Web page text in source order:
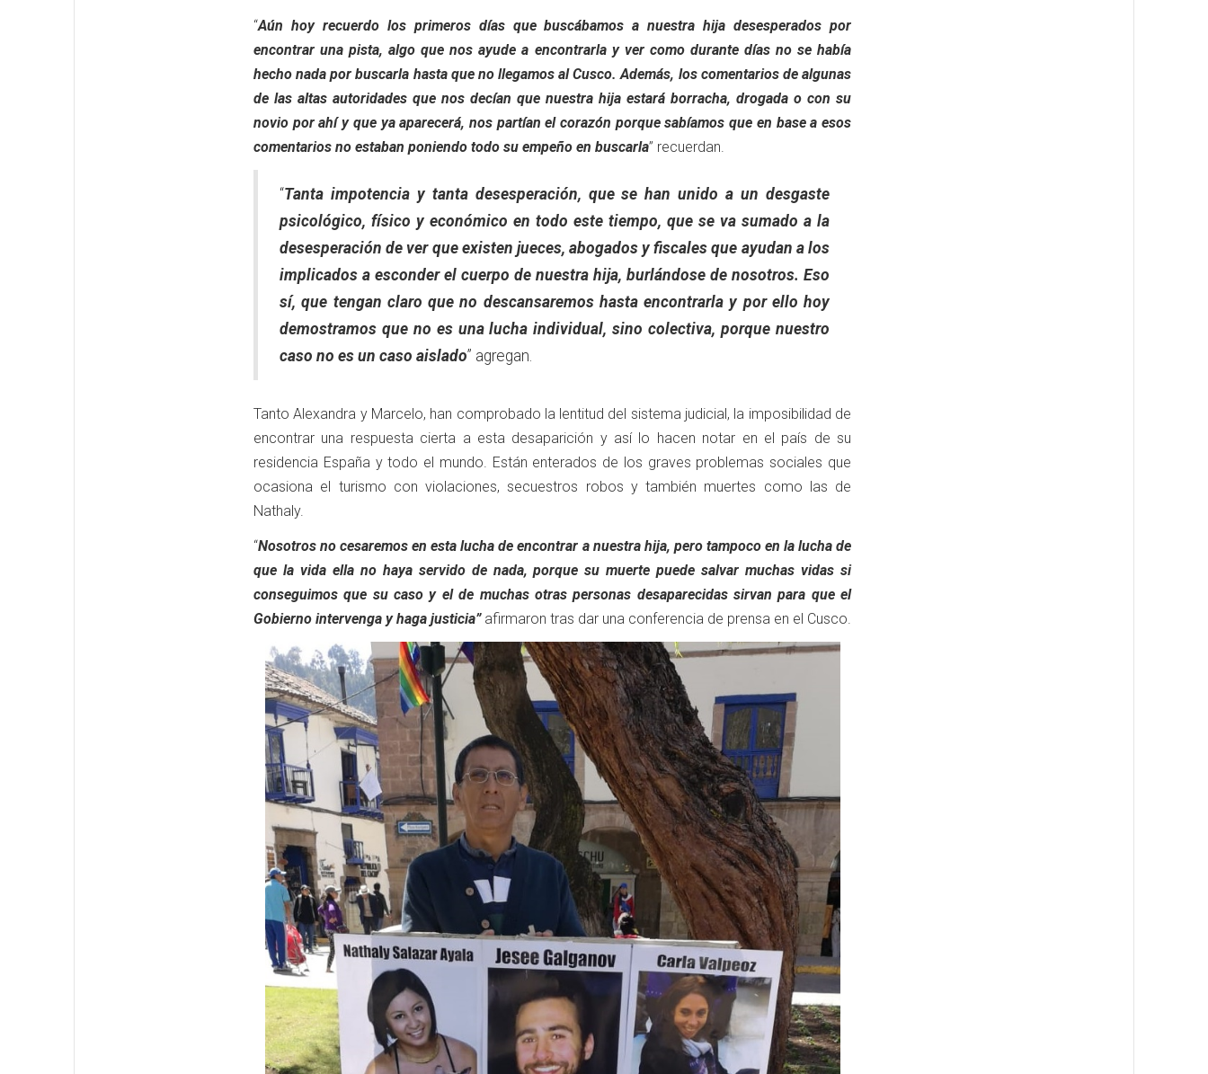
“Aún hoy recuerdo los primeros días que buscábamos a nuestra hija desesperados por
encontrar una pista, algo que nos ayude a encontrarla y ver como durante días no se había
hecho nada por buscarla hasta que no llegamos al Cusco. Además, los comentarios de algunas
de las altas autoridades que nos decían que nuestra hija estará borracha, drogada o con su
novio por ahí y que ya aparecerá, nos partían el corazón porque sabíamos que en base a esos
comentarios no estaban poniendo todo su empeño en buscarla” recuerdan.
“Tanta impotencia y tanta desesperación, que se han unido a un desgaste
psicológico, físico y económico en todo este tiempo, que se va sumado a la
desesperación de ver que existen jueces, abogados y fiscales que ayudan a los
implicados a esconder el cuerpo de nuestra hija, burlándose de nosotros. Eso
sí, que tengan claro que no descansaremos hasta encontrarla y por ello hoy
demostramos que no es una lucha individual, sino colectiva, porque nuestro
caso no es un caso aislado” agregan.
Tanto Alexandra y Marcelo, han comprobado la lentitud del sistema judicial, la imposibilidad de
encontrar una respuesta cierta a esta desaparición y así lo hacen notar en el país de su
residencia España y todo el mundo. Están enterados de los graves problemas sociales que
ocasiona el turismo con violaciones, secuestros robos y también muertes como las de
Nathaly.
“Nosotros no cesaremos en esta lucha de encontrar a nuestra hija, pero tampoco en la lucha de
que la vida ella no haya servido de nada, porque su muerte puede salvar muchas vidas si
conseguimos que su caso y el de muchas otras personas desaparecidas sirvan para que el
Gobierno intervenga y haga justicia”afirmaron tras dar una conferencia de prensa en el Cusco.